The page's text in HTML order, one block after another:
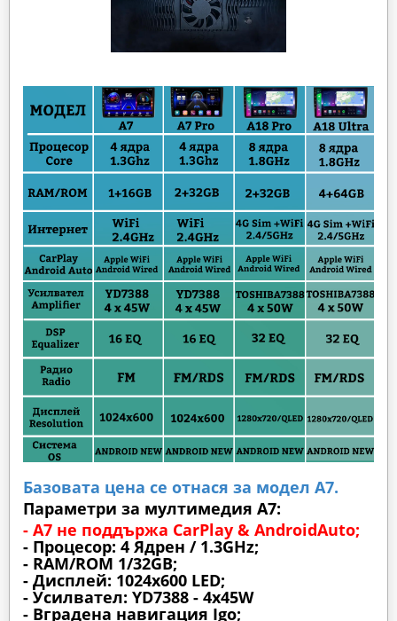
Базовата цена се отнася за модел А7.
Параметри за мултимедия A7:
- A7 не поддържа CarPlay & AndroidAuto;
- Процесор: 4 Ядрен / 1.3GHz;
- RAM/ROM 1/32GB;
- Дисплей: 1024х600 LED;
- Усилвател: YD7388 - 4x45W
- Вградена навигация Igo;